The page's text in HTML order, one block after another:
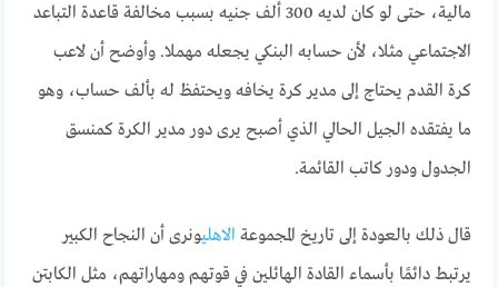
مالية، حتى لو كان لديه 300 ألف جنيه بسبب مخالفة قاعدة التباعد
الاجتماعي مثلا، لأن حسابه البنكي يجعله مهملا. وأوضح أن لاعب
كرة القدم يحتاج إلى مدير كرة يخافه ويحتفظ له بألف حساب، وهو
ما يفتقده الجيل الحالي الذي أصبح يرى دور مدير الكرة كمنسق
الجدول ودور كاتب القائمة.
قال ذلك بالعودة إلى تاريخ المجموعة الاهليونرى أن النجاح الكبير
يرتبط دائمًا بأسماء القادة الهائلين في قوتهم ومهاراتهم، مثل الكابتن